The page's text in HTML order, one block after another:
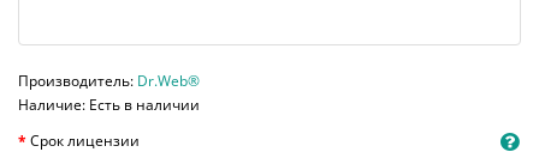
Производитель: Dr.Web®
Наличие: Есть в наличии
Срок лицензии